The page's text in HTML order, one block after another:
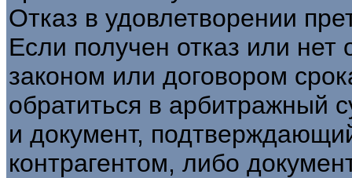
Отказ в удовлетворении
Если получен отказ или нет
законом или договором
обратиться в арбитражный
и документ,
контрагентом, либо